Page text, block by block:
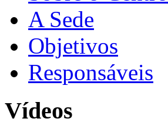
A Sede
Objetivos
Responsáveis
Vídeos